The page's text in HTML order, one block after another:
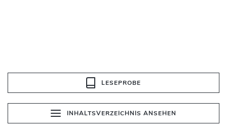
LESEPROBE
INHALTSVERZEICHNIS ANSEHEN